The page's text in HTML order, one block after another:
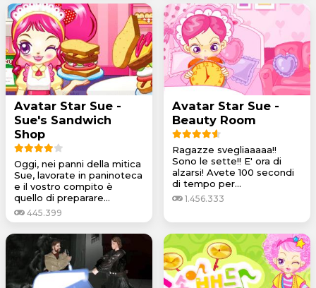
Avatar Star Sue -
Sue's Sandwich
Shop
Oggi, nei panni della mitica
Sue, lavorate in paninoteca
e il vostro compito è
quello di preparare...
445.399
Avatar Star Sue -
Beauty Room
Ragazze svegliaaaaa!!
Sono le sette!! E' ora di
alzarsi! Avete 100 secondi
di tempo per...
1.456.333